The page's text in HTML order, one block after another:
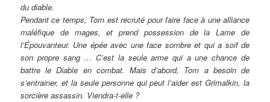
du diable.
Pendant ce temps, Tom est recruté pour faire face à une alliance
maléfique de mages, et prend possession de la Lame de
l’Épouvanteur. Une épée avec une face sombre et qui a soif de
son propre sang … C’est la seule arme qui a une chance de
battre le Diable en combat. Mais d’abord, Tom a besoin de
s’entrainer, et la seule personne qui peut l’aider est Grimalkin, la
sorcière assassin. Viendra-t-elle ?